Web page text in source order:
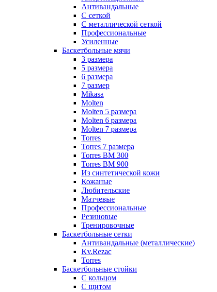
Антивандальные
С сеткой
С металлической сеткой
Профессиональные
Усиленные
Баскетбольные мячи
3 размера
5 размера
6 размера
7 размер
Mikasa
Molten
Molten 5 размера
Molten 6 размера
Molten 7 размера
Torres
Torres 7 размера
Torres BM 300
Torres BM 900
Из синтетической кожи
Кожаные
Любительские
Матчевые
Профессиональные
Резиновые
Тренировочные
Баскетбольные сетки
Антивандальные (металлические)
Kv.Rezac
Torres
Баскетбольные стойки
С кольцом
С щитом